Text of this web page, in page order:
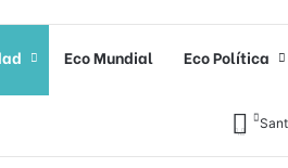
Eco Mundial Eco Política